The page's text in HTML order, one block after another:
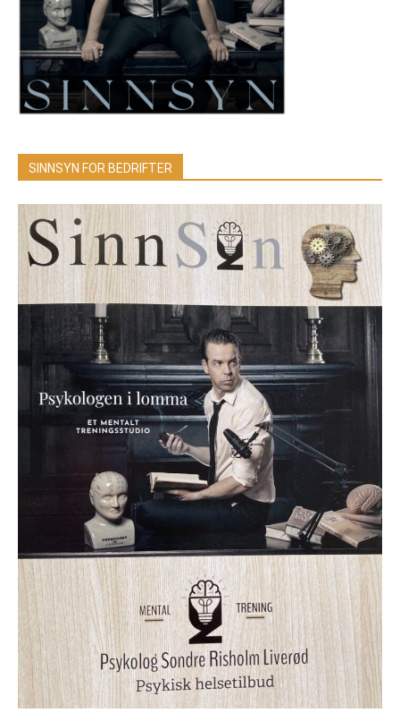
SINNSYN FOR BEDRIFTER